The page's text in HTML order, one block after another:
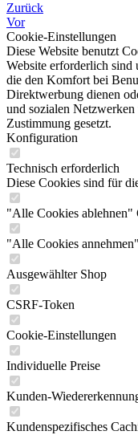
Zurück
Vor
Cookie-Einstellungen
Diese Website benutzt
Website erforderlich sind
die den Komfort bei
Direktwerbung dienen
und sozialen
Zustimmung gesetzt.
Konfiguration
Technisch erforderlich
Diese Cookies sind für
"Alle Cookies ablehnen"
"Alle Cookies
Ausgewählter Shop
CSRF-Token
Cookie-Einstellungen
Individuelle Preise
Kunden-
Kundenspezifisches